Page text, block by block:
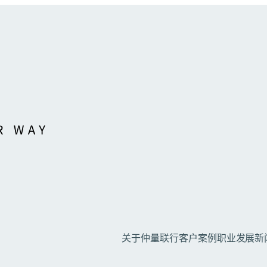
关于仲量联行客户案例职业发展新